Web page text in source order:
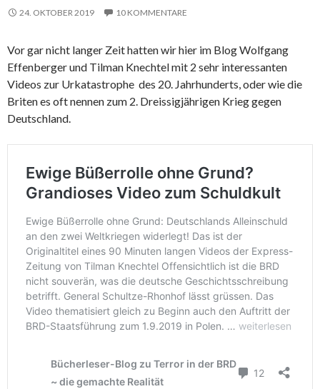
24. OKTOBER 2019 10 KOMMENTARE
Vor gar nicht langer Zeit hatten wir hier im Blog Wolfgang
Effenberger und Tilman Knechtel mit 2 sehr interessanten
Videos zur Urkatastrophe des 20. Jahrhunderts, oder wie die
Briten es oft nennen zum 2. Dreissigjährigen Krieg gegen
Deutschland.